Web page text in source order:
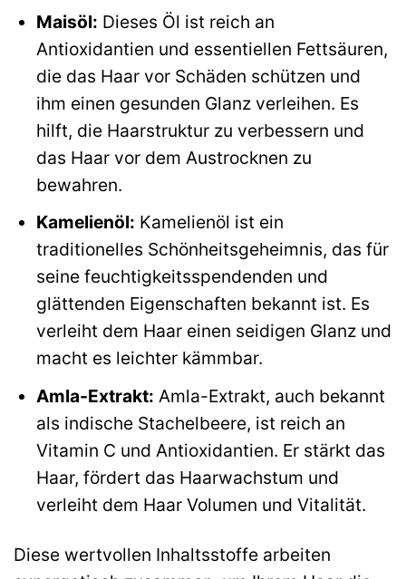
Maisöl: Dieses Öl ist reich an
Antioxidantien und essentiellen Fettsäuren,
die das Haar vor Schäden schützen und
ihm einen gesunden Glanz verleihen. Es
hilft, die Haarstruktur zu verbessern und
das Haar vor dem Austrocknen zu
bewahren.
Kamelienöl: Kamelienöl ist ein
traditionelles Schönheitsgeheimnis, das für
seine feuchtigkeitsspendenden und
glättenden Eigenschaften bekannt ist. Es
verleiht dem Haar einen seidigen Glanz und
macht es leichter kämmbar.
Amla-Extrakt: Amla-Extrakt, auch bekannt
als indische Stachelbeere, ist reich an
Vitamin C und Antioxidantien. Er stärkt das
Haar, fördert das Haarwachstum und
verleiht dem Haar Volumen und Vitalität.
Diese wertvollen Inhaltsstoffe arbeiten